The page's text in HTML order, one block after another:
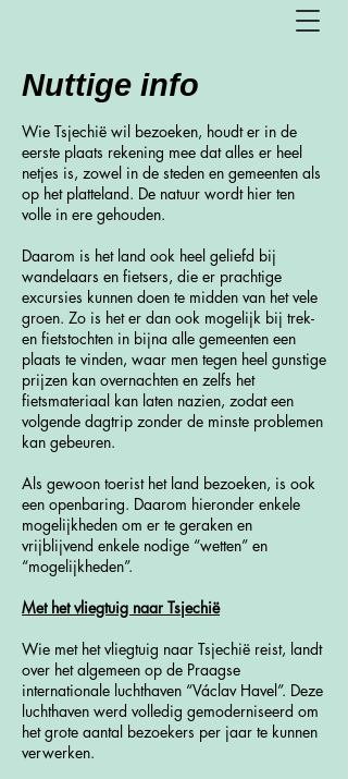
Nuttige info
Wie Tsjechië wil bezoeken, houdt er in de
eerste plaats rekening mee dat alles er heel
netjes is, zowel in de steden en gemeenten als
op het platteland. De natuur wordt hier ten
volle in ere gehouden.
Daarom is het land ook heel geliefd bij
wandelaars en fietsers, die er prachtige
excursies kunnen doen te midden van het vele
groen. Zo is het er dan ook mogelijk bij trek-
en fietstochten in bijna alle gemeenten een
plaats te vinden, waar men tegen heel gunstige
prijzen kan overnachten en zelfs het
fietsmateriaal kan laten nazien, zodat een
volgende dagtrip zonder de minste problemen
kan gebeuren.
Als gewoon toerist het land bezoeken, is ook
een openbaring. Daarom hieronder enkele
mogelijkheden om er te geraken en
vrijblijvend enkele nodige “wetten” en
“mogelijkheden”.
Met het vliegtuig naar Tsjechië
Wie met het vliegtuig naar Tsjechië reist, landt
over het algemeen op de Praagse
internationale luchthaven “Václav Havel”. Deze
luchthaven werd volledig gemoderniseerd om
het grote aantal bezoekers per jaar te kunnen
verwerken.